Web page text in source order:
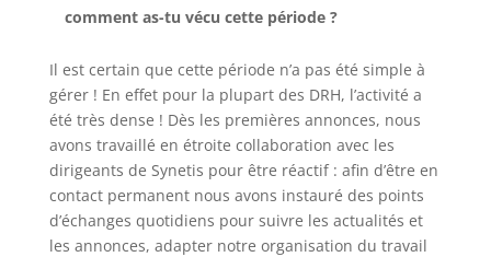
comment as-tu vécu cette période ?
Il est certain que cette période n’a pas été simple à
gérer ! En effet pour la plupart des DRH, l’activité a
été très dense ! Dès les premières annonces, nous
avons travaillé en étroite collaboration avec les
dirigeants de Synetis pour être réactif : afin d’être en
contact permanent nous avons instauré des points
d’échanges quotidiens pour suivre les actualités et
les annonces, adapter notre organisation du travail